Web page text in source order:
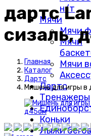
н/т
Мячи
Мячи
Мячи
Мячи
Дартс
Тренажеры
Коньки
Лыжи
дартс
сизаль,
Главная
Каталог
Дартс
Мишень для игры в